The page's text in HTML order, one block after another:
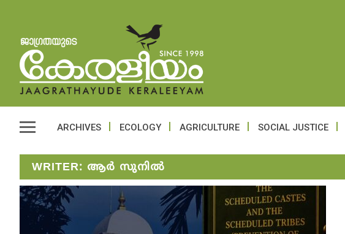
ARCHIVES ECOLOGY AGRICULTURE SOCIAL JUSTICE
WRITER: ആര്‍ സുനില്‍